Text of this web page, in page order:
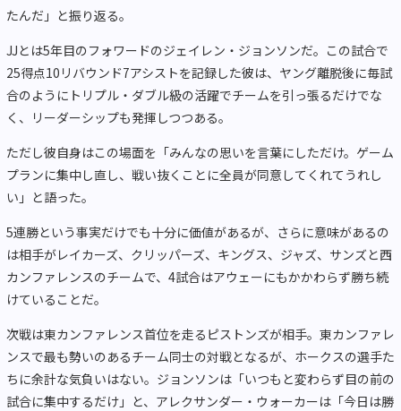
たんだ」と振り返る。
JJとは5年目のフォワードのジェイレン・ジョンソンだ。この試合で
25得点10リバウンド7アシストを記録した彼は、ヤング離脱後に毎試
合のようにトリプル・ダブル級の活躍でチームを引っ張るだけでな
く、リーダーシップも発揮しつつある。
ただし彼自身はこの場面を「みんなの思いを言葉にしただけ。ゲーム
プランに集中し直し、戦い抜くことに全員が同意してくれてうれし
い」と語った。
5連勝という事実だけでも十分に価値があるが、さらに意味があるの
は相手がレイカーズ、クリッパーズ、キングス、ジャズ、サンズと西
カンファレンスのチームで、4試合はアウェーにもかかわらず勝ち続
けていることだ。
次戦は東カンファレンス首位を走るピストンズが相手。東カンファレ
ンスで最も勢いのあるチーム同士の対戦となるが、ホークスの選手た
ちに余計な気負いはない。ジョンソンは「いつもと変わらず目の前の
試合に集中するだけ」と、アレクサンダー・ウォーカーは「今日は勝